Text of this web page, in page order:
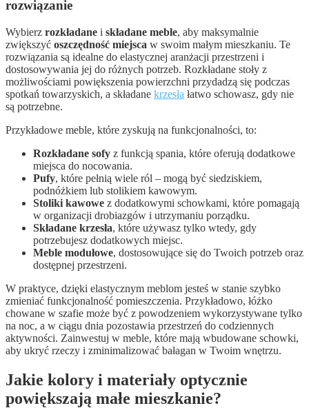
rozwiązanie
Wybierz rozkładane i składane meble, aby maksymalnie
zwiększyć oszczędność miejsca w swoim małym mieszkaniu. Te
rozwiązania są idealne do elastycznej aranżacji przestrzeni i
dostosowywania jej do różnych potrzeb. Rozkładane stoły z
możliwościami powiększenia powierzchni przydadzą się podczas
spotkań towarzyskich, a składane krzesła łatwo schowasz, gdy nie
są potrzebne.
Przykładowe meble, które zyskują na funkcjonalności, to:
Rozkładane sofy z funkcją spania, które oferują dodatkowe
miejsca do nocowania.
Pufy, które pełnią wiele ról – mogą być siedziskiem,
podnóżkiem lub stolikiem kawowym.
Stoliki kawowe z dodatkowymi schowkami, które pomagają
w organizacji drobiazgów i utrzymaniu porządku.
Składane krzesła, które używasz tylko wtedy, gdy
potrzebujesz dodatkowych miejsc.
Meble modułowe, dostosowujące się do Twoich potrzeb oraz
dostępnej przestrzeni.
W praktyce, dzięki elastycznym meblom jesteś w stanie szybko
zmieniać funkcjonalność pomieszczenia. Przykładowo, łóżko
chowane w szafie może być z powodzeniem wykorzystywane tylko
na noc, a w ciągu dnia pozostawia przestrzeń do codziennych
aktywności. Zainwestuj w meble, które mają wbudowane schowki,
aby ukryć rzeczy i zminimalizować bałagan w Twoim wnętrzu.
Jakie kolory i materiały optycznie
powiększają małe mieszkanie?